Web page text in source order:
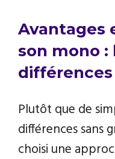
Avantages
son mono :
différences
Plutôt que de
différences sans
choisi une